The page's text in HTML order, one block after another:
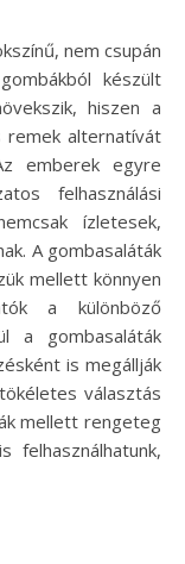
készült
hiszen a
remek alternatívát
emberek egyre
felhasználási
ízletesek,
A gombasaláták
mellett könnyen
a különböző
a gombasaláták
is megállják
választás
mellett rengeteg